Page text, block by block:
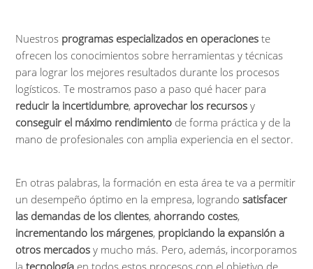
Nuestros programas especializados en operaciones te
ofrecen los conocimientos sobre herramientas y técnicas
para lograr los mejores resultados durante los procesos
logísticos. Te mostramos paso a paso qué hacer para
reducir la incertidumbre,aprovechar los recursos y
conseguir el máximo rendimiento de forma práctica y de la
mano de profesionales con amplia experiencia en el sector.
En otras palabras, la formación en esta área te va a permitir
un desempeño óptimo en la empresa, lograndosatisfacer
las demandas de los clientes,ahorrando costes,
incrementando los márgenes, propiciando la expansión a
otros mercados y mucho más. Pero, además, incorporamos
latecnología en todos estos procesos con el objetivo de